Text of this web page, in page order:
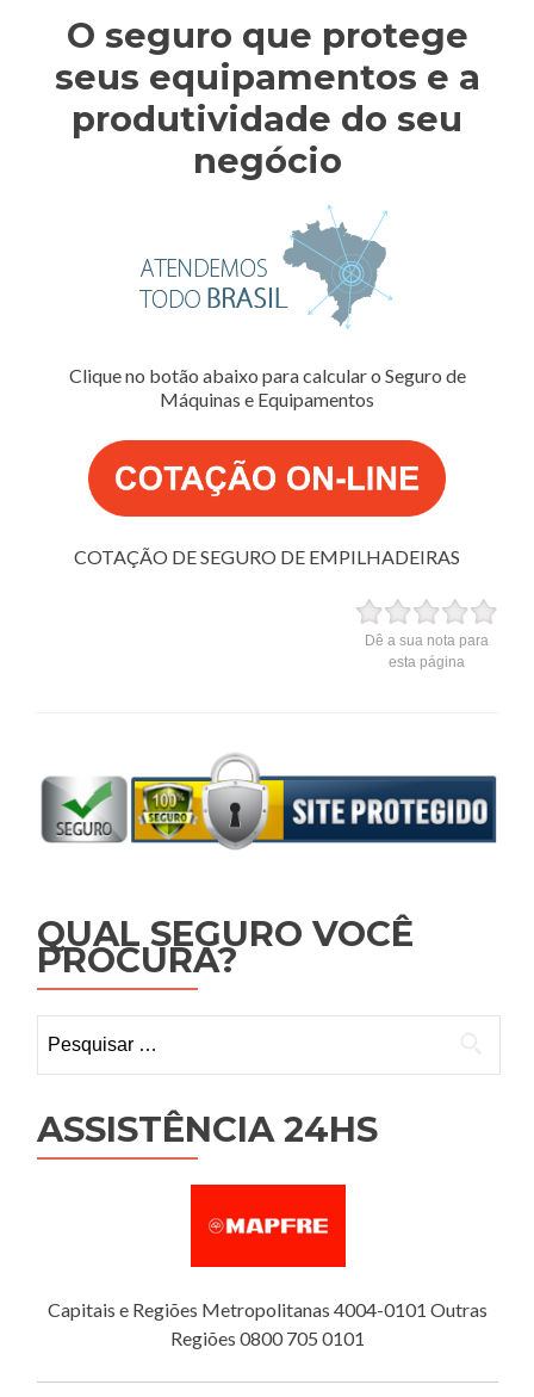
O seguro que protege
seus equipamentos e a
produtividade do seu
negócio
Clique no botão abaixo para calcular o Seguro de
Máquinas e Equipamentos
COTAÇÃO DE SEGURO DE EMPILHADEIRAS
Dê a sua nota para
esta página
QUAL SEGURO VOCÊ
PROCURA?
por:
ASSISTÊNCIA 24HS
Capitais e Regiões Metropolitanas 4004-0101 Outras
Regiões 0800 705 0101